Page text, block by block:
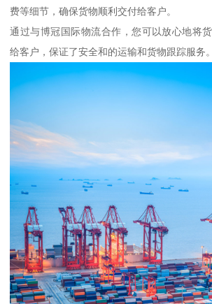
费等细节，确保货物顺利交付给客户。
通过与博冠国际物流合作，您可以放心地将
给客户，保证了安全和的运输和货物跟踪服务。